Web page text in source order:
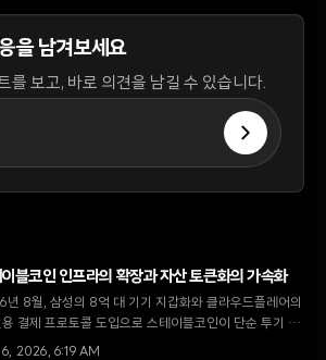
을 남겨보세요
를 보고, 바로 의견을 남길 수 있습니다.
블코인 인프라의 확장과 자산 토큰화의 가속화
8월, 삼성의 8억 대 기기 지갑화와 클라우드플레어의
결제 프로토콜 도입으로 스테이블코인이 단순 투기 수
넘어 글로벌 디지털 경제의 핵심 인프라로 자리 잡고 있
2026, 6:19 AM